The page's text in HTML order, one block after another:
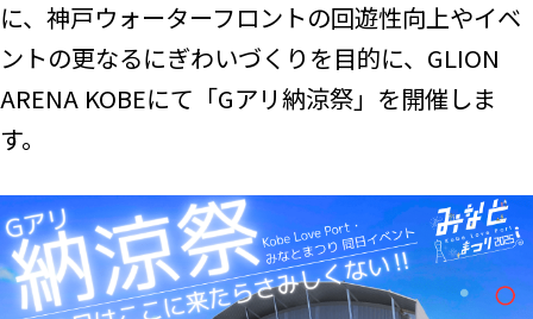
に、神戸ウォーターフロントの回遊性向上やイベ
ントの更なるにぎわいづくりを目的に、GLION
ARENA KOBEにて「Gアリ納涼祭」を開催しま
す。